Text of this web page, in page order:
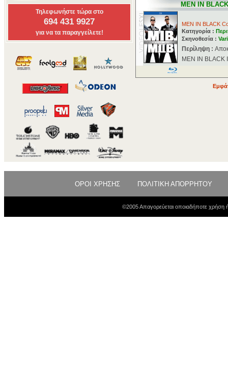
Τηλεφωνήστε τώρα στο
694 431 9927
για να τα παραγγείλετε!
MEN IN
MEN IN BLACK
Κατηγορία :
Σκηνοθεσία :
Περίληψη :
MEN IN BLACK
ΟΡΟΙ ΧΡΗΣΗΣ ΠΟΛΙΤΙΚΗ ΑΠΟΡΡΗΤΟΥ
©2005 Απαγορεύεται οποιαδήποτε χρήση